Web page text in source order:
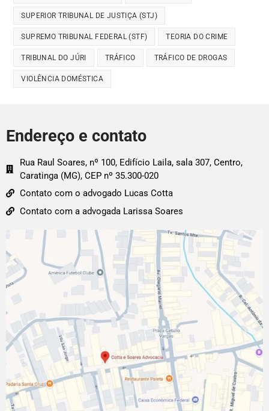
SUPERIOR TRIBUNAL DE JUSTIÇA (STJ)
SUPREMO TRIBUNAL FEDERAL (STF) TEORIA DO CRIME
TRIBUNAL DO JÚRI TRÁFICO TRÁFICO DE DROGAS
VIOLÊNCIA DOMÉSTICA
Endereço e contato
Rua Raul Soares, nº 100, Edifício Laila, sala 307, Centro,
Caratinga (MG), CEP nº 35.300-020
Contato com o advogado Lucas Cotta
Contato com a advogada Larissa Soares